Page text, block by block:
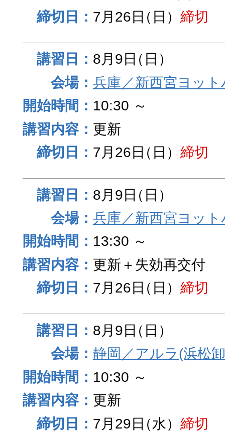
7月26日（日） 締切
8月9日（日）
兵庫／新西宮ヨッ
10:30 ～
更新
7月26日（日） 締切
8月9日（日）
兵庫／新西宮ヨッ
13:30 ～
更新＋失効再交付
7月26日（日） 締切
8月9日（日）
静岡／アルラ(浜松
10:30 ～
更新
7月29日（水） 締切